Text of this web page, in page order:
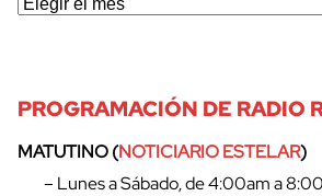
PROGRAMACIÓN DE RADIO
MATUTINO (NOTICIARIO ESTELAR)
– Lunes a Sábado, de 4:00am a